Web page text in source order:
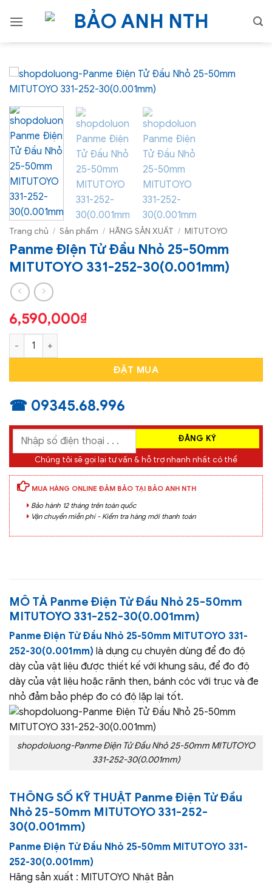
qua
Trang chủ / Sản phẩm / HÃNG SẢN XUẤT / MITUTOYO
Panme Điện Tử Đầu Nhỏ 25-50mm
MITUTOYO 331-252-30(0.001mm)
6,590,000₫
Panme Điện Tử Đầu Nhỏ 25-50mm MITUTOYO 331-252-
ĐẶT MUA
☎ 09345.68.996
Chúng tôi sẽ gọi lại tư vấn & hỗ trợ nhanh nhất có thể
MUA HÀNG ONLINE ĐẢM BẢO TẠI BẢO ANH NTH
Bảo hành 12 tháng trên toàn quốc
Vận chuyển miễn phí - Kiểm tra hàng mới thanh toán
MÔ TẢ Panme Điện Tử Đầu Nhỏ 25-50mm
MITUTOYO 331-252-30(0.001mm)
Panme Điện Tử Đầu Nhỏ 25-50mm MITUTOYO 331-
252-30(0.001mm) là dụng cụ chuyên dùng để đo độ
dày của vật liệu được thiết kế với khung sâu, để đo độ
dày của vật liệu hoặc rãnh then, bánh cóc với trục và đe
nhỏ đảm bảo phép đo có độ lặp lại tốt.
shopdoluong-Panme Điện Tử Đầu Nhỏ 25-50mm MITUTOYO
331-252-30(0.001mm)
THÔNG SỐ KỸ THUẬT Panme Điện Tử Đầu
Nhỏ 25-50mm MITUTOYO 331-252-
30(0.001mm)
Panme Điện Tử Đầu Nhỏ 25-50mm MITUTOYO 331-
252-30(0.001mm)
Hãng sản xuất : MITUTOYO Nhật Bản